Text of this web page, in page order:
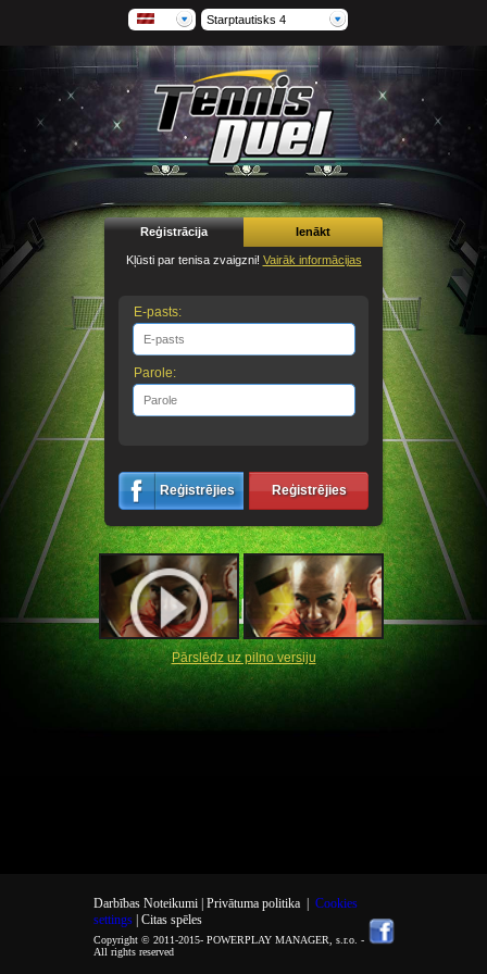
Starptautisks 4
Reģistrācija Ienākt
Kļūsti par tenisa zvaigzni! Vairāk informācijas
E-pasts:
Parole:
Reģistrējies Reģistrējies
Pārslēdz uz pilno versiju
Darbības Noteikumi | Privātuma politika| Cookies
settings
| Citas spēles
Copyright © 2011-2015- POWERPLAY MANAGER, s.r.o. -
All rights reserved